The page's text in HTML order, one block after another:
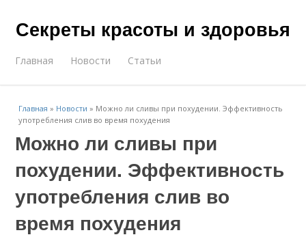
Секреты красоты и здоровья
Главная Новости Статьи
Главная » Новости » Можно ли сливы при похудении. Эффективность
употребления слив во время похудения
Можно ли сливы при
похудении. Эффективность
употребления слив во
время похудения